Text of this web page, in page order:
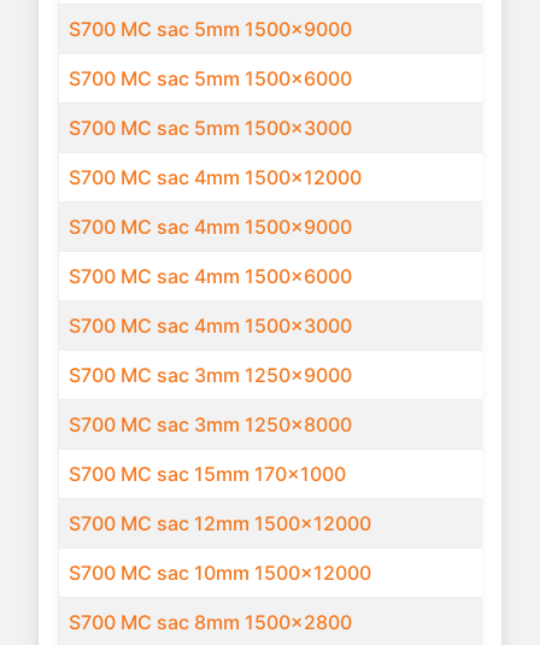
S700 MC sac 5mm 1500x9000
S700 MC sac 5mm 1500x6000
S700 MC sac 5mm 1500x3000
S700 MC sac 4mm 1500x12000
S700 MC sac 4mm 1500x9000
S700 MC sac 4mm 1500x6000
S700 MC sac 4mm 1500x3000
S700 MC sac 3mm 1250x9000
S700 MC sac 3mm 1250x8000
S700 MC sac 15mm 170x1000
S700 MC sac 12mm 1500x12000
S700 MC sac 10mm 1500x12000
S700 MC sac 8mm 1500x2800